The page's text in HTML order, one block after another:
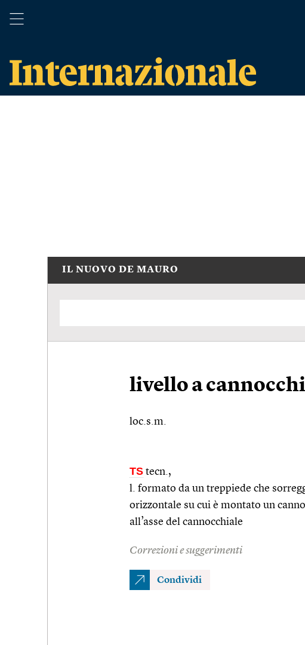
IL NUOVO DE MAURO
livello a
loc.s.m.
TS tecn.,
l. formato da un treppiede che
orizzontale su cui è montato un
all’asse del cannocchiale
Correzioni e suggerimenti
Condividi